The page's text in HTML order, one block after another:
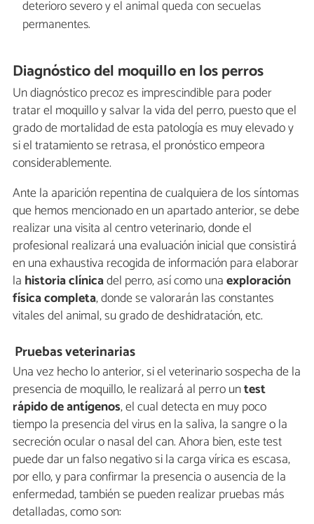
deterioro severo y el animal queda con secuelas
permanentes.
Diagnóstico del moquillo en los perros
Un diagnóstico precoz es imprescindible para poder
tratar el moquillo y salvar la vida del perro, puesto que el
grado de mortalidad de esta patología es muy elevado y
si el tratamiento se retrasa, el pronóstico empeora
considerablemente.
Ante la aparición repentina de cualquiera de los síntomas
que hemos mencionado en un apartado anterior, se debe
realizar una visita al centro veterinario, donde el
profesional realizará una evaluación inicial que consistirá
en una exhaustiva recogida de información para elaborar
la historia clínicadel perro, así como unaexploración
física completa, donde se valorarán las constantes
vitales del animal, su grado de deshidratación, etc.
Pruebas veterinarias
Una vez hecho lo anterior, si el veterinario sospecha de la
presencia de moquillo, le realizará al perro untest
rápido de antígenos, el cual detecta en muy poco
tiempo la presencia del virus en la saliva, la sangre o la
secreción ocular o nasal del can. Ahora bien, este test
puede dar un falso negativo si la carga vírica es escasa,
por ello, y para confirmar la presencia o ausencia de la
enfermedad, también se pueden realizar pruebas más
detalladas, como son: